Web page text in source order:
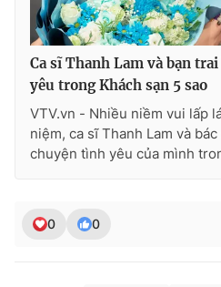
Ca sĩ Thanh Lam và bạn
yêu trong Khách sạn 5 sao
VTV.vn - Nhiều niềm vui lấp
niệm, ca sĩ Thanh Lam và
chuyện tình yêu của mình
0 0